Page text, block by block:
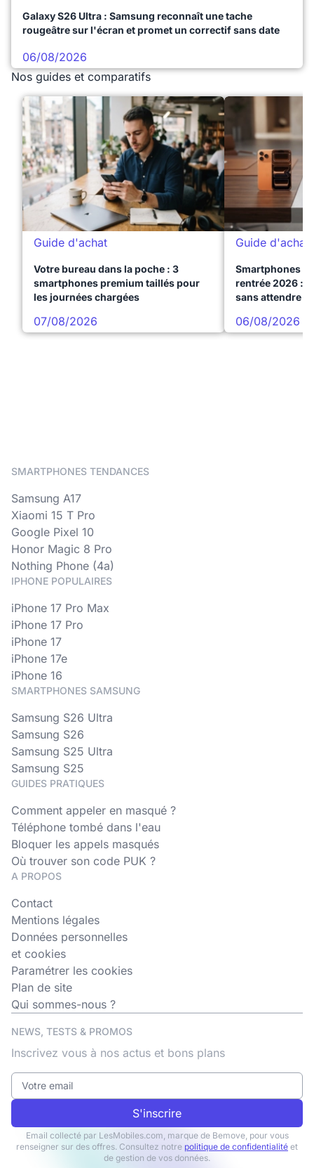
Galaxy S26 Ultra : Samsung reconnaît une tache
rougeâtre sur l'écran et promet un correctif sans date
06/08/2026
Nos guides et comparatifs
Guide d'achat
Votre bureau dans la poche : 3
smartphones premium taillés pour
les journées chargées
07/08/2026
Guide d'achat
Smartphones
rentrée 2026 :
sans attendre
06/08/2026
SMARTPHONES TENDANCES
Samsung A17
Xiaomi 15 T Pro
Google Pixel 10
Honor Magic 8 Pro
Nothing Phone (4a)
IPHONE POPULAIRES
iPhone 17 Pro Max
iPhone 17 Pro
iPhone 17
iPhone 17e
iPhone 16
SMARTPHONES SAMSUNG
Samsung S26 Ultra
Samsung S26
Samsung S25 Ultra
Samsung S25
GUIDES PRATIQUES
Comment appeler en masqué ?
Téléphone tombé dans l'eau
Bloquer les appels masqués
Où trouver son code PUK ?
A PROPOS
Contact
Mentions légales
Données personnelles
et cookies
Paramétrer les cookies
Plan de site
Qui sommes-nous ?
NEWS, TESTS & PROMOS
Inscrivez vous à nos actus et bons plans
S'inscrire
Email collecté par LesMobiles.com, marque de Bemove, pour vous
renseigner sur des offres. Consultez notre politique de confidentialité et
de gestion de vos données.